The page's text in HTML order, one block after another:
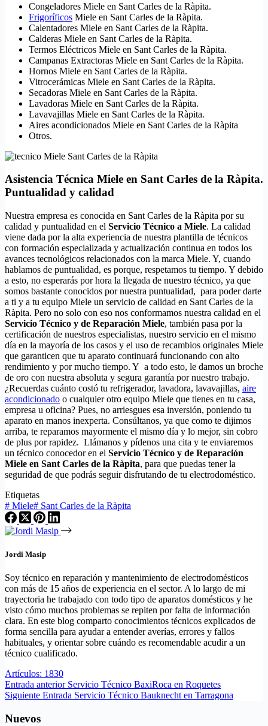
Congeladores Miele en Sant Carles de la Ràpita.
Frigoríficos Miele en Sant Carles de la Ràpita.
Calentadores Miele en Sant Carles de la Ràpita.
Calderas Miele en Sant Carles de la Ràpita.
Termos Eléctricos Miele en Sant Carles de la Ràpita.
Campanas Extractoras Miele en Sant Carles de la Ràpita.
Hornos Miele en Sant Carles de la Ràpita.
Vitrocerámicas Miele en Sant Carles de la Ràpita.
Secadoras Miele en Sant Carles de la Ràpita.
Lavadoras Miele en Sant Carles de la Ràpita.
Lavavajillas Miele en Sant Carles de la Ràpita.
Aires acondicionados Miele en Sant Carles de la Ràpita
Otros.
Asistencia Técnica Miele en Sant Carles de la Ràpita.
Puntualidad y calidad
Nuestra empresa es conocida en Sant Carles de la Ràpita por su
calidad y puntualidad en el Servicio Técnico a Miele. La calidad
viene dada por la alta experiencia de nuestra plantilla de técnicos
con formación especializada y actualización continua en todos los
avances tecnológicos relacionados con la marca Miele. Y, cuando
hablamos de puntualidad, es porque, respetamos tu tiempo. Y debido
a esto, no esperarás por hora la llegada de nuestro técnico, ya que
somos bastante conocidos por nuestra puntualidad, para poder darte
a ti y a tu equipo Miele un servicio de calidad en Sant Carles de la
Ràpita. Pero no solo con eso nos conformamos nuestra calidad en el
Servicio Técnico y de Reparación Miele, también pasa por la
certificación de nuestros especialistas, nuestro servicio en el mismo
día en la mayoría de los casos y el uso de recambios originales Miele
que garanticen que tu aparato continuará funcionando con alto
rendimiento y por mucho tiempo. Y a todo esto, le damos un broche
de oro con nuestra absoluta y segura garantía por nuestro trabajo.
¿Recuerdas cuánto costó tu refrigerador, lavadora, lavavajillas, aire
acondicionado o cualquier otro equipo Miele que tienes en tu casa,
empresa u oficina? Pues, no arriesgues esa inversión, poniendo tu
aparato en manos inexperta. Consúltanos, ya que como te dijimos
arriba, te reparamos mayormente el mismo día y lo mejor, sin cobro
de plus por rapidez. Llámanos y pídenos una cita y te enviaremos
un técnico conocedor en el Servicio Técnico y de Reparación
Miele en Sant Carles de la Ràpita, para que puedas tener la
seguridad de que podrás seguir disfrutando de tu electrodoméstico.
Etiquetas
# Miele# Sant Carles de la Ràpita
Jordi Masip
Soy técnico en reparación y mantenimiento de electrodomésticos
con más de 15 años de experiencia en el sector. A lo largo de mi
trayectoria he trabajado con todo tipo de aparatos domésticos y he
visto cómo muchos problemas se repiten por falta de información
clara. En este blog comparto conocimientos técnicos explicados de
forma sencilla para ayudar a entender averías, errores y fallos
habituales, y orientar sobre cuándo es recomendable acudir a un
técnico cualificado.
Artículos: 1830
Entrada anterior Servicio Técnico BaxiRoca en Roquetes
Siguiente Entrada Servicio Técnico Bauknecht en Tarragona
Nuevos